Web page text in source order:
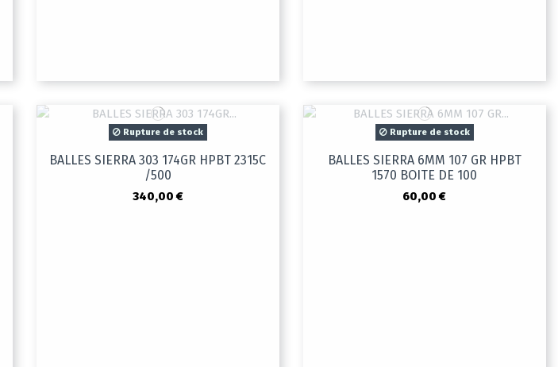
Rupture de stock
BALLES SIERRA 303 174GR HPBT 2315C
/500
340,00 €
Rupture de stock
BALLES SIERRA 6MM 107 GR HPBT
1570 BOITE DE 100
60,00 €